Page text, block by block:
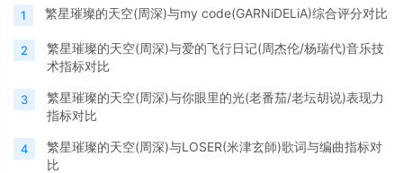
1 繁星璀璨的天空(周深)与my code(GARNiDELiA)综合评分对比
2
繁星璀璨的天空(周深)与爱的飞行日记(周杰伦/杨瑞代)音乐技
术指标对比
3
繁星璀璨的天空(周深)与你眼里的光(老番茄/老坛胡说)表现力
指标对比
4
繁星璀璨的天空(周深)与LOSER(米津玄師)歌词与编曲指标对
比